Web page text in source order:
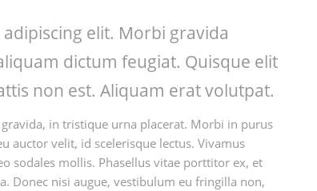
elit. Morbi gravida
dictum feugiat. Quisque elit
non est. Aliquam erat volutpat.
in tristique urna placerat. Morbi in purus
auctor velit, id scelerisque lectus. Vivamus
sodales mollis. Phasellus vitae porttitor ex, et
Donec nisi augue, vestibulum eu fringilla non,